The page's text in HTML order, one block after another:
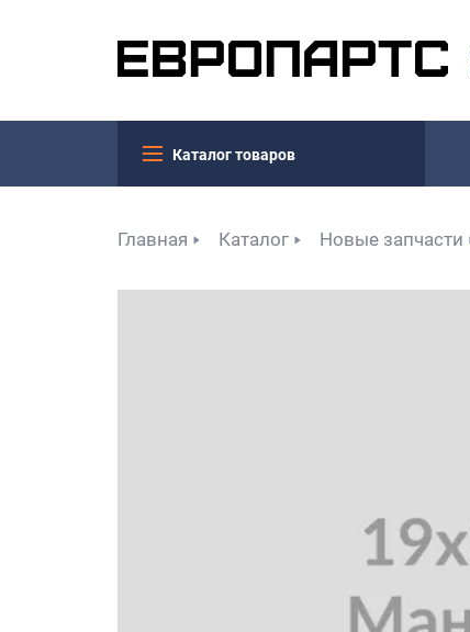
Каталог товаров
Главная Каталог Новые запчасти